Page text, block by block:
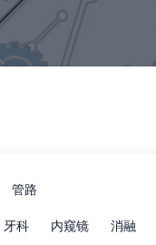
管路
牙科 内窥镜 消融